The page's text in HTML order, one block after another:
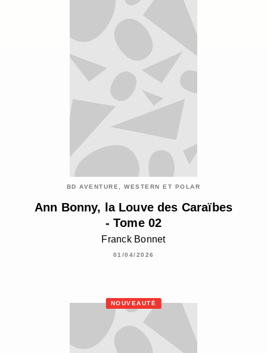
BD AVENTURE, WESTERN ET POLAR
Ann Bonny, la Louve des Caraïbes
- Tome 02
Franck Bonnet
01/04/2026
NOUVEAUTÉ